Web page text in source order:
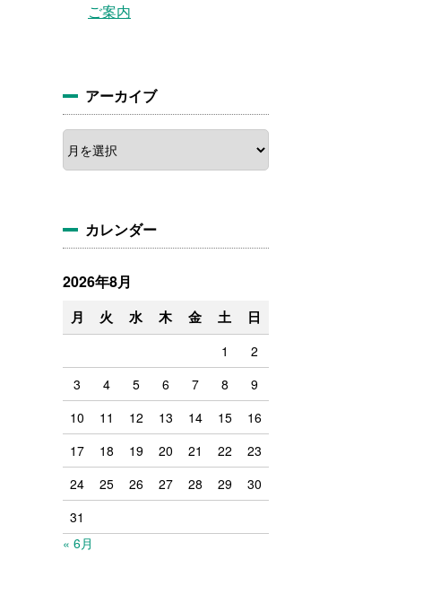
ご案内
アーカイブ
ア
ー
カ
カレンダー
2026年8月
月 火 水 木 金 土 日
1
2
3
4 5 6 7 8
9
10
11 12 13 14 15
16
17
18 19 20 21 22
23
24
25 26 27 28 29
30
31
« 6月